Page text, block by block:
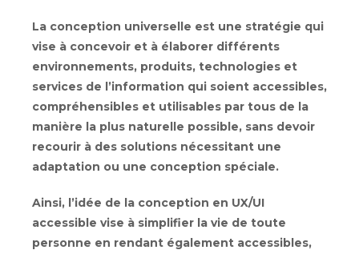
La conception universelle est une stratégie qui
vise à concevoir et à élaborer différents
environnements, produits, technologies et
services de l’information qui soient accessibles,
compréhensibles et utilisables par tous de la
manière la plus naturelle possible, sans devoir
recourir à des solutions nécessitant une
adaptation ou une conception spéciale.
Ainsi, l’idée de la conception en UX/UI
accessible vise à simplifier la vie de toute
personne en rendant également accessibles,